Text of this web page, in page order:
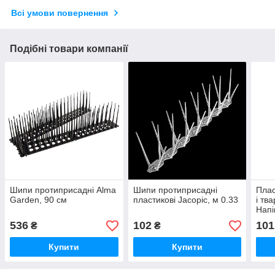
Всі умови повернення
Подібні товари компанії
Шипи протиприсадні Alma
Garden, 90 cм
536 ₴
Купити
Шипи протиприсадні
пластикові Jacopic, м 0.33
102₴
Купити
і
101